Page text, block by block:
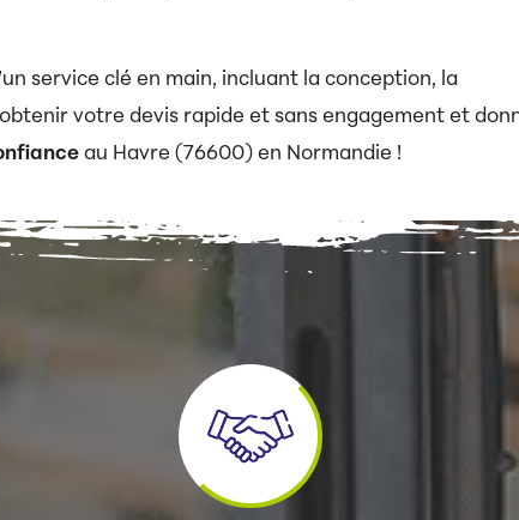
service clé en main, incluant la conception, la
votre devis rapide et sans engagement et
au Havre (76600) en Normandie !